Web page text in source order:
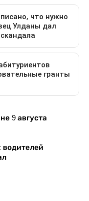
9 августа
водителей